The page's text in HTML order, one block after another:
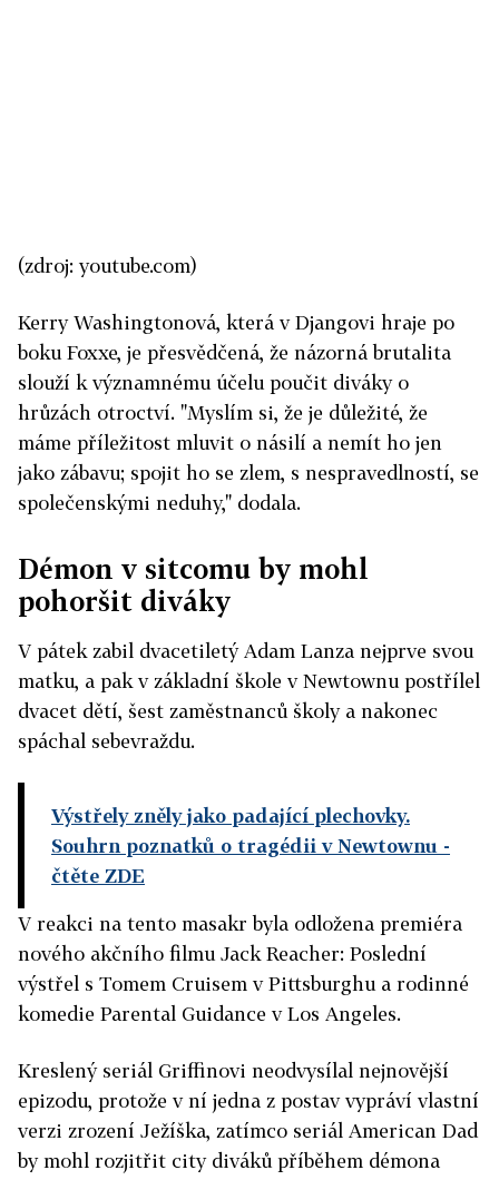
(zdroj: youtube.com)
Kerry Washingtonová, která v Djangovi hraje po
boku Foxxe, je přesvědčená, že názorná brutalita
slouží k významnému účelu poučit diváky o
hrůzách otroctví. "Myslím si, že je důležité, že
máme příležitost mluvit o násilí a nemít ho jen
jako zábavu; spojit ho se zlem, s nespravedlností, se
společenskými neduhy," dodala.
Démon v sitcomu by mohl
pohoršit diváky
V pátek zabil dvacetiletý Adam Lanza nejprve svou
matku, a pak v základní škole v Newtownu postřílel
dvacet dětí, šest zaměstnanců školy a nakonec
spáchal sebevraždu.
Výstřely zněly jako padající plechovky.
Souhrn poznatků o tragédii v Newtownu -
čtěte ZDE
V reakci na tento masakr byla odložena premiéra
nového akčního filmu Jack Reacher: Poslední
výstřel s Tomem Cruisem v Pittsburghu a rodinné
komedie Parental Guidance v Los Angeles.
Kreslený seriál Griffinovi neodvysílal nejnovější
epizodu, protože v ní jedna z postav vypráví vlastní
verzi zrození Ježíška, zatímco seriál American Dad
by mohl rozjitřit city diváků příběhem démona